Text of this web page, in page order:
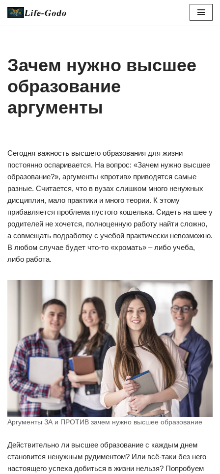
Зачем нужно высшее
образование
аргументы
Сегодня важность высшего образования для жизни
постоянно оспаривается. На вопрос: «Зачем нужно высшее
образование?», аргументы «против» приводятся самые
разные. Считается, что в вузах слишком много ненужных
дисциплин, мало практики и много теории. К этому
прибавляется проблема пустого кошелька. Сидеть на шее у
родителей не хочется, полноценную работу найти сложно,
а совмещать подработку с учебой практически невозможно.
В любом случае будет что-то «хромать» – либо учеба,
либо работа.
Аргументы ЗА и ПРОТИВ зачем нужно высшее образование
Действительно ли высшее образование с каждым днем
становится ненужным рудиментом? Или всё-таки без него
настоящего успеха добиться в жизни нельзя? Попробуем